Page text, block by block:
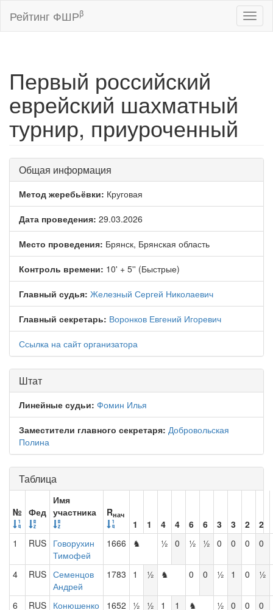
Рейтинг ФШРβ
Первый российский
еврейский шахматный
турнир, приуроченный
Общая информация
Метод жеребьёвки: Круговая
Дата проведения: 29.03.2026
Место проведения: Брянск, Брянская область
Контроль времени: 10' + 5'' (Быстрые)
Главный судья: Железный Сергей Николаевич
Главный секретарь: Воронков Евгений Игоревич
Ссылка на сайт организатора
Штат
Линейные судьи: Фомин Илья
Заместители главного секретаря: Добровольская
Полина
Таблица
№ Фед
Имя
участника
Rнач
1 1 4 4 6 6 3 3 2
2
1
RUS Говорухин
Тимофей
1666 ♞ ½ 0 ½ ½ 0 0 0 0
4 RUS Семенцов
Андрей
1783 1 ½ ♞ 0 0 ½ 1 0 ½
6 RUS Конюшенко
1652 ½ ½ 1 1 ♞ ½ 0 0 0